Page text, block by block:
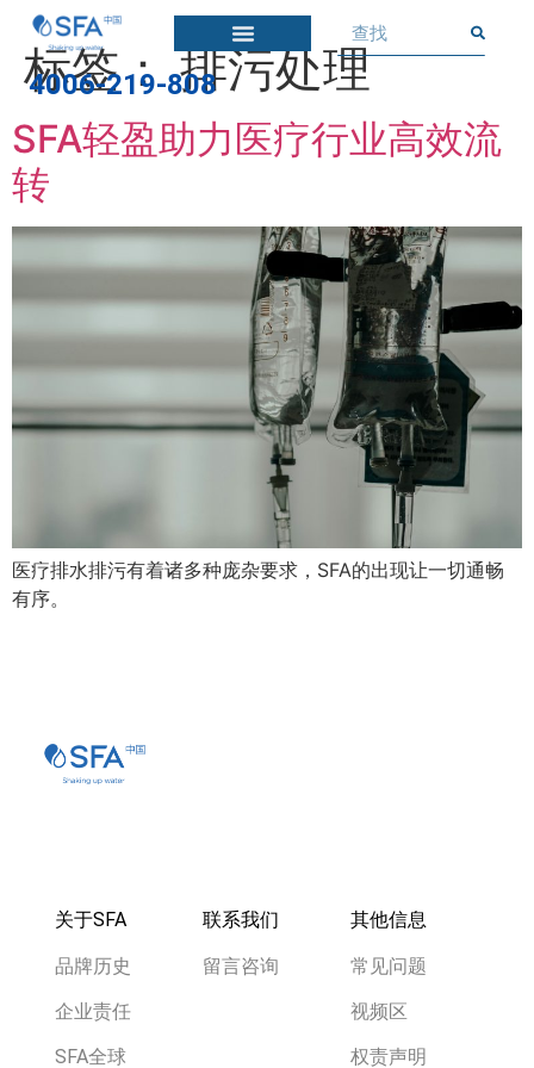
4006-219-808
标签：排污处理
SFA轻盈助力医疗行业高效流
转
医疗排水排污有着诸多种庞杂要求，SFA的出现让一切通畅
有序。
关于SFA
品牌历史
企业责任
SFA全球
联系我们
留言咨询
其他信息
常见问题
视频区
权责声明